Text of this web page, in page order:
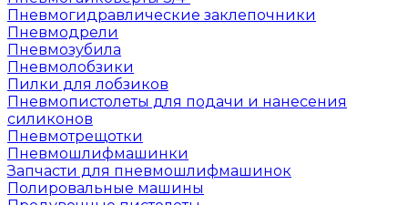
Пневмогидравлические заклепочники
Пневмодрели
Пневмозубила
Пневмолобзики
Пилки для лобзиков
Пневмопистолеты для подачи и нанесения
силиконов
Пневмотрещотки
Пневмошлифмашинки
Запчасти для пневмошлифмашинок
Полировальные машины